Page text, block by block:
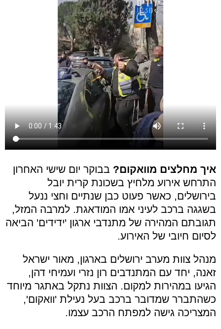
איך מחלצים מוואקום? בבוקר יום שישי האחרון
התרחש אירוע מלחיץ בשכונת קרית יובל
בירושלים, כאשר פעוט כבן שנתיים וחצי ננעל
בשגגה ברכב לעיני אמו המודאגת. למרבה המזל,
תגובתם המהירה של מתנדבי ארגון 'ידידים' הביאה
לסיום חיובי של האירוע.
מנהל צוות מערב ירושלים בארגון, מאור ישראל
זאנה, יחד עם המתנדבים רון נזרי ועמיחי דהן,
הגיעו במהירות למקום. הצוות נתקל באתגר מיוחד
כשהתברר שמדובר ברכב בעל נעילת 'וואקום',
המצריכה גישה למפתח הרכב עצמו.